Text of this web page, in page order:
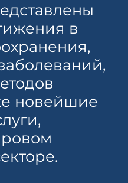
в
новейшие